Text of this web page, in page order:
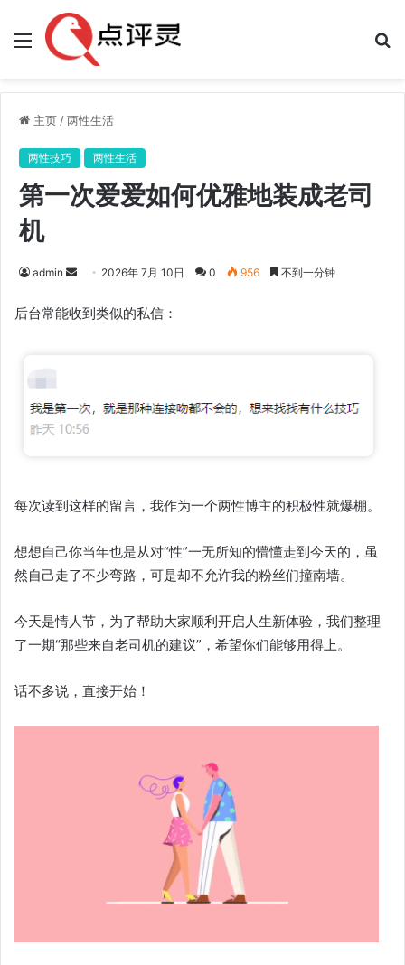
菜
主页 /两性生活
两性技巧 两性生活
第一次爱爱如何优雅地装成老司
机
admin
发
邮
2026年 7月 10日 0 956 不到一分钟
后台常能收到类似的私信：
每次读到这样的留言，我作为一个两性博主的积极性就爆棚。
想想自己你当年也是从对“性”一无所知的懵懂走到今天的，虽
然自己走了不少弯路，可是却不允许我的粉丝们撞南墙。
今天是情人节，为了帮助大家顺利开启人生新体验，我们整理
了一期“那些来自老司机的建议”，希望你们能够用得上。
话不多说，直接开始！